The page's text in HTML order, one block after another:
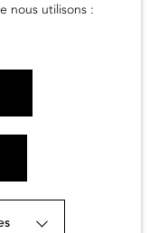
nous utilisons :